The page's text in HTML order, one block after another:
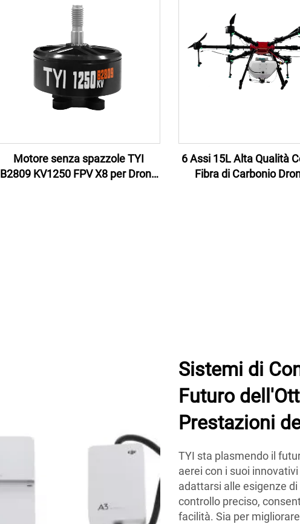
Motore senza spazzole TYI
B2809 KV1250 FPV X8 per Drone
6 Assi 15L Alta Qualità
Fibra di Carbonio
Sistemi di
Futuro
Prestazioni
TYI sta plasmendo il
aerei con i suoi
adattarsi alle esigenze
controllo preciso,
facilità. Sia per